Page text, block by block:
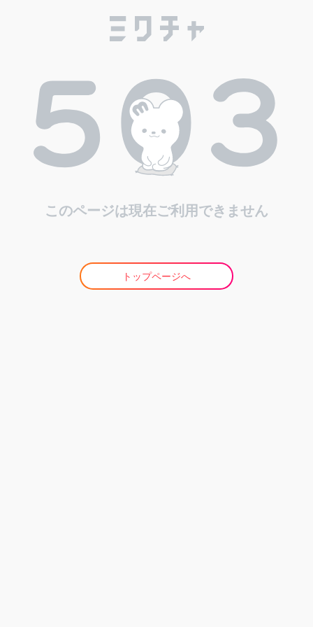
このページは現在ご利用できません